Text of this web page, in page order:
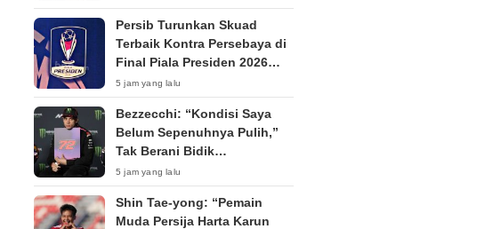
Persib Turunkan Skuad
Terbaik Kontra Persebaya di
Final Piala Presiden 2026
Tanpa Penonton
5 jam yang lalu
Bezzecchi: “Kondisi Saya
Belum Sepenuhnya Pulih,”
Tak Berani Bidik
Kemenangan di Silverstone
5 jam yang lalu
Shin Tae-yong: “Pemain
Muda Persija Harta Karun